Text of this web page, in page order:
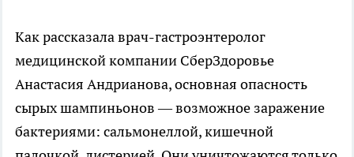
Как рассказала врач-гастроэнтеролог
медицинской компании СберЗдоровье
Анастасия Андрианова, основная опасность
сырых шампиньонов — возможное заражение
бактериями: сальмонеллой, кишечной